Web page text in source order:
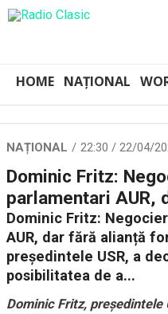
HOME NAȚIONAL
NAȚIONAL 22:30 / 22/04/
Dominic Fritz:
parlamentari AUR,
Dominic Fritz:
AUR, dar fără alianță
președintele USR, a
posibilitatea de a...
Dominic Fritz, președintele